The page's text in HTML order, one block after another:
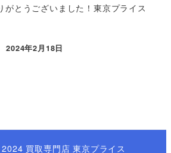
がとうございました！東京プライス
2024年2月18日
買取専門店 東京プライス